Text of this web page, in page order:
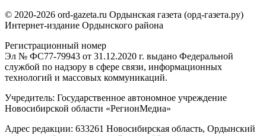
© 2020-2026 ord-gazeta.ru Ордынская газета (орд-газета.ру)
Интернет-издание Ордынского района
Регистрационный номер
Эл № ФС77-79943 от 31.12.2020 г. выдано Федеральной
службой по надзору в сфере связи, информационных
технологий и массовых коммуникаций.
Учредитель: Государственное автономное учреждение
Новосибирской области «РегионМедиа»
Адрес редакции: 633261 Новосибирская область, Ордынский